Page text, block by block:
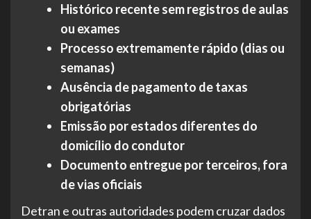
Histórico recente sem registros de aulas
ou exames
Processo extremamente rápido (dias ou
semanas)
Ausência de pagamento de taxas
obrigatórias
Emissão por estados diferentes do
domicílio do condutor
Documento entregue por terceiros, fora
de vias oficiais
Detran e outras autoridades podem cruzar dados